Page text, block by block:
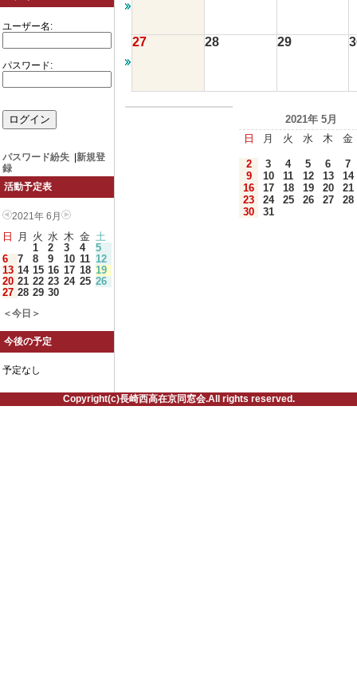
ユーザー名:
パスワード:
パスワード紛失
新規登
録
活動予定表
2021年 6月
日 月 火 水 木 金 土
1
2 3 4
5
6
7 8 9 10 11 12
13 14 15 16 17 18 19
20 21 22 23 24 25 26
27 28 29 30
＜今日＞
今後の予定
予定なし
27 28 29
2021年 5月
日
月 火 水 木 金
2 3 4 5 6
7
9
10 11 12 13
14
16
17 18 19 20
21
23
24 25 26 27
28
30
31
Copyright(c)長崎西高在京同窓会.All rights reserved.